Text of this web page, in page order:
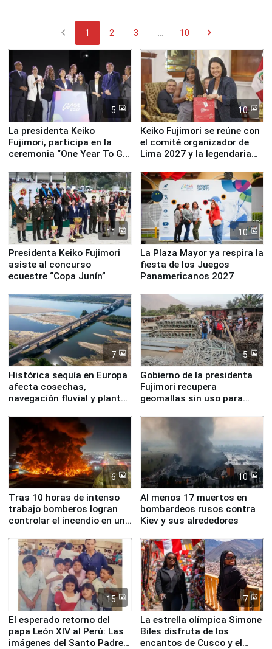
chevron_left 1 2 3 10 chevron_right
5
La presidenta Keiko
Fujimori, participa en la
ceremonia “One Year To Go
10
Keiko Fujimori se reúne con
el comité organizador de
Lima 2027 y la legendaria
11
Presidenta Keiko Fujimori
asiste al concurso
ecuestre “Copa Junín”
10
La Plaza Mayor ya respira la
fiesta de los Juegos
Panamericanos 2027
7
Histórica sequía en Europa
afecta cosechas,
navegación fluvial y plantas
5
Gobierno de la presidenta
Fujimori recupera
geomallas sin uso para
Fenómeno El Niño
6
Tras 10 horas de intenso
trabajo bomberos logran
controlar el incendio en una
de Chile
10
Al menos 17 muertos en
bombardeos rusos contra
Kiev y sus alrededores
15
El esperado retorno del
papa León XIV al Perú: Las
imágenes del Santo Padre
7
La estrella olímpica Simone
Biles disfruta de los
encantos de Cusco y el